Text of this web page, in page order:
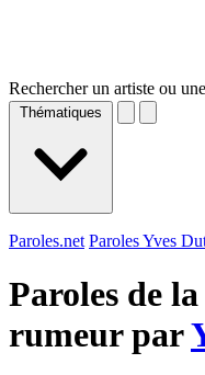
Rechercher un artiste ou
Thématiques
Paroles.net Paroles Yves
Paroles de
rumeur par